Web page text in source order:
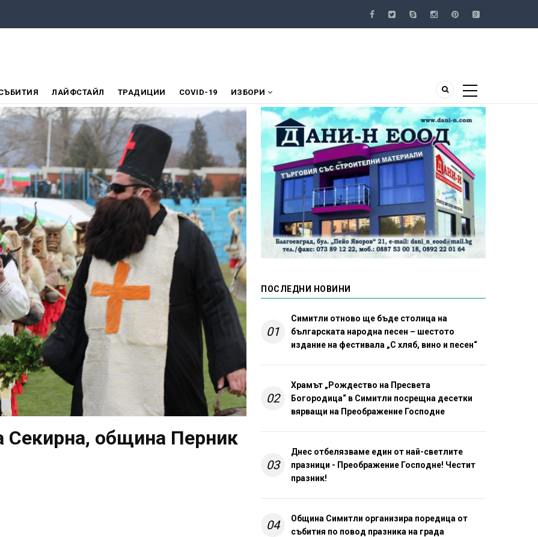
ЛАЙФСТАЙЛ ТРАДИЦИИ COVID-19 ИЗБОРИ
Секирна, община Перник
ПОСЛЕДНИ НОВИНИ
01
Симитли отново ще бъде столица на
българската народна песен – шестото
издание на фестивала „С хляб, вино и песен“
02
Храмът „Рождество на Пресвета
Богородица“ в Симитли посрещна десетки
вярващи на Преображение Господне
03
Днес отбелязваме един от най-светлите
празници - Преображение Господне! Честит
празник!
04
Община Симитли организира поредица от
събития по повод празника на града